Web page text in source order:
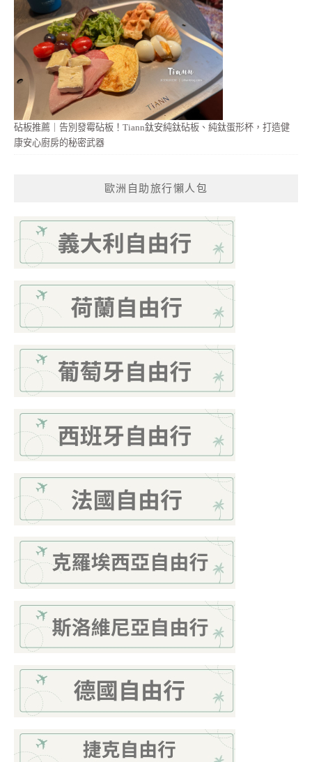
砧板推薦｜告別發霉砧板！Tiann鈦安純鈦砧板、純鈦蛋形杯，打造健
康安心廚房的秘密武器
歐洲自助旅行懶人包